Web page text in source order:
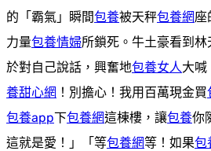
的「霸氣」瞬間包養被天秤包養網座
力量包養情婦所鎖死。牛土豪看到林
於對自己說話，興奮地包養女人大喊
養甜心網 ！別擔心！我用百萬現金買
包養app下包養網這棟樓，讓包養你
這就是愛！」「等包養網等！如果包